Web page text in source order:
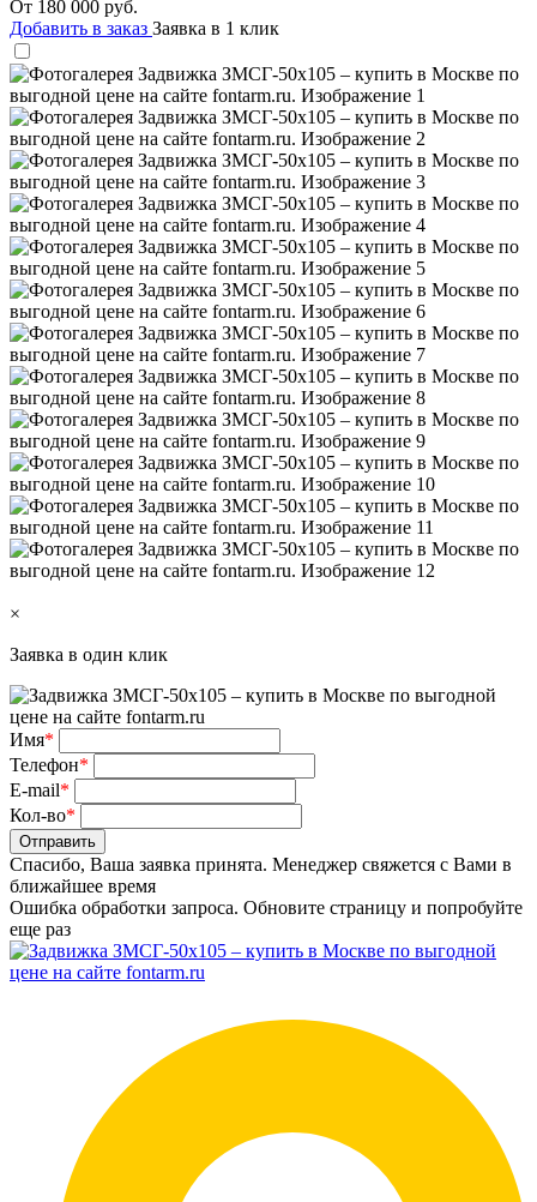
От 180 000 руб.
Добавить в заказ Заявка в 1 клик
×
Заявка в один клик
Имя*
Телефон*
E-mail*
Кол-во*
Отправить
Спасибо, Ваша заявка принята. Менеджер свяжется с Вами в
ближайшее время
Ошибка обработки запроса. Обновите страницу и попробуйте
еще раз